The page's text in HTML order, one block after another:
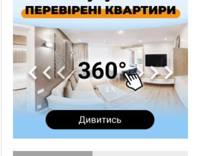
10:49
На Прикарпатті через негоду сталися аварійні
вимкнення світла
10:43
За змову на тендері для Долинської лікарні
двох підприємців оштрафували на 272 тисячі
гривень
Яремчанський суд виніс вирок чоловіку, який
у Буковелі вкрав із супермаркету пляшку віскі
за 8,5 тисяч
09:53
В урочищі біля Галича археологи відкопали
давньоруську вагову гирку XII–XIII століть
У Франківську медики провели серію
07 Серпня